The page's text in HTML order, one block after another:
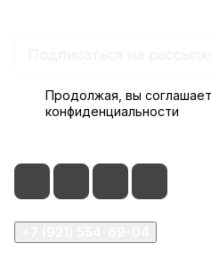
Продолжая, вы
конфиденциальности